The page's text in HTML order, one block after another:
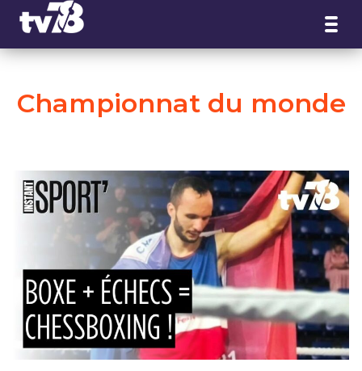
Championnat du monde
Panneau de gestion des cookies